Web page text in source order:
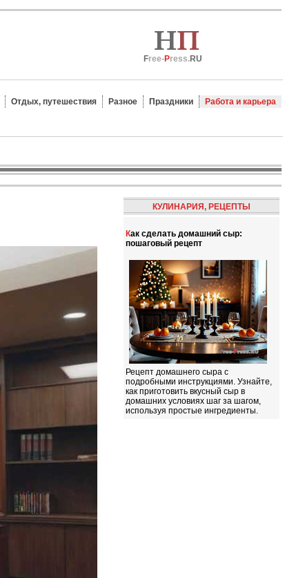
Free-Press.RU
Отдых, путешествия Разное Праздники
Работа и карьера
КУЛИНАРИЯ, РЕЦЕПТЫ
Как сделать домашний сыр:
пошаговый рецепт
Рецепт домашнего сыра с
подробными инструкциями. Узнайте,
как приготовить вкусный сыр в
домашних условиях шаг за шагом,
используя простые ингредиенты.